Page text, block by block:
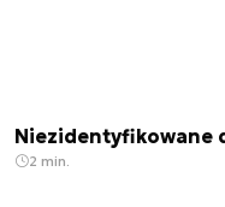
Niezidentyfikowane
2 min.